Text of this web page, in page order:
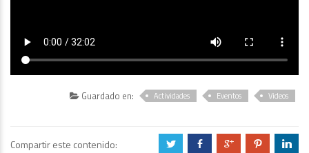
Guardado en: Actividades Eventos Videos
Compartir este contenido: a b c d j